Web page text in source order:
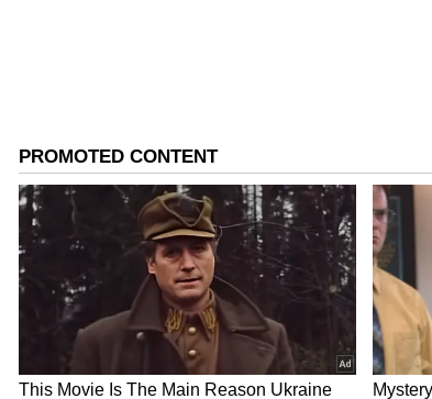
ಅನಧಿಕೃತ ಪ್ರವೇಶ ಮತ್ತು ಹಣಕಾಸಿನ ವಂಚನೆಗಳಂತಹವುಗಳಿಗೆ
ಬಳಸಿದ್ದಾರೆ. ಇದು ನಿಷೇಧಿತ ಸೇವೆಗಳು, ಹಣ
ಸಮಸ್ಯೆಗಳಿಗೆ ಕಾರಣವಾಗಬಹುದು.
ಗಮನಾರ್ಹವಾಗಿ, ಭಾರತೀಯ ವಿಶಿಷ್ಟ ಗುರುತಿನ ಪ್ರಾಧಿಕಾರ
ಪರಿಶೀಲಿಸಲು ಒಂದು ಮಾರ್ಗವನ್ನು ಒದಗಿಸುತ್ತದೆ. ಪ್ರಯಾಣ,
ಆಧಾರ್ ಸಂಖ್ಯೆಯನ್ನು ಎಲ್ಲಿ ಮತ್ತು ಯಾವಾಗ ಬಳಸಲಾಗಿದೆ
ಸಹಾಯ ಮಾಡುತ್ತದೆ.